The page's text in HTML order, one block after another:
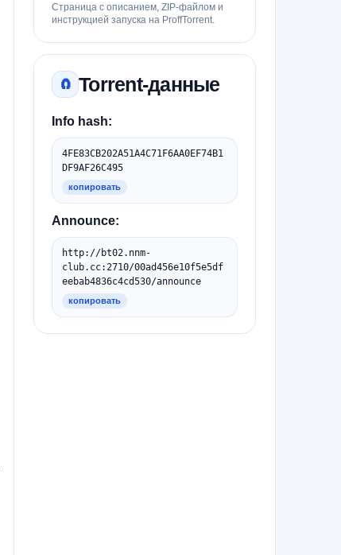
Страница с описанием, ZIP-файлом и
инструкцией запуска на ProffTorrent.
🧲 Torrent-данные
Info hash:
4FE83CB202A51A4C71F6AA0EF74B1
DF9AF26C495
копировать
Announce:
http://bt02.nnm-
club.cc:2710/00ad456e10f5e5df
eebab4836c4cd530/announce
копировать